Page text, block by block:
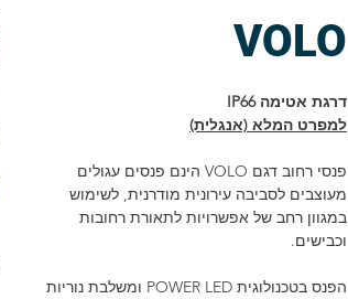
VOLO
דרגת אטימה IP66
למפרט המלא (אנגלית)
פנסי רחוב דגם VOLO הינם פנסים עגולים
מעוצבים לסביבה עירונית מודרנית, לשימוש
במגוון רחב של אפשרויות לתאורת רחובות
וכבישים.
הפנס בטכנולוגית POWER LED ומשלבת נוריות